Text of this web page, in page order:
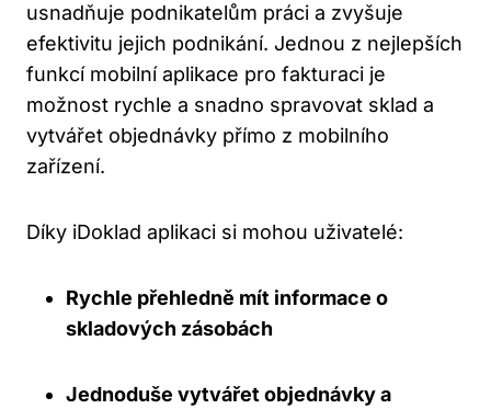
usnadňuje podnikatelům práci a zvyšuje
efektivitu jejich podnikání. Jednou z nejlepších
funkcí mobilní aplikace pro fakturaci je
možnost rychle a snadno spravovat sklad a
vytvářet objednávky přímo z mobilního
zařízení.
Díky iDoklad aplikaci si mohou uživatelé:
Rychle přehledně mít informace o
skladových zásobách
Jednoduše vytvářet objednávky a